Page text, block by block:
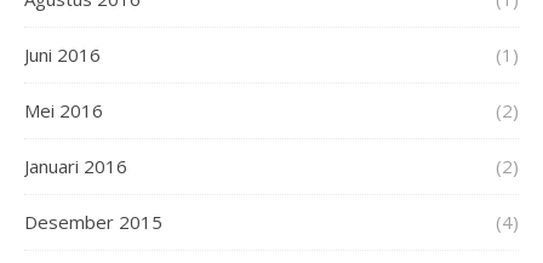
Juni 2016 (1)
Mei 2016 (2)
Januari 2016 (2)
Desember 2015 (4)